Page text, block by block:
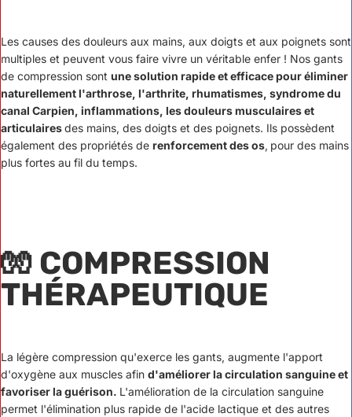
Les causes des douleurs aux mains, aux doigts et aux poignets sont
multiples et peuvent vous faire vivre un véritable enfer ! Nos gants
de compression sont une solution rapide et efficace pour éliminer
naturellement l'arthrose, l'arthrite, rhumatismes, syndrome du
canal Carpien, inflammations, les douleurs musculaires et
articulairesdes mains, des doigts et des poignets. Ils possèdent
également des propriétés de renforcement des os, pour des mains
plus fortes au fil du temps.
🧤 COMPRESSION
THÉRAPEUTIQUE
La légère compression qu'exerce les gants, augmente l'apport
d'oxygène aux muscles afin d'améliorer la circulation sanguine et
favoriser la guérison. L'amélioration de la circulation sanguine
permet l'élimination plus rapide de l'acide lactique et des autres